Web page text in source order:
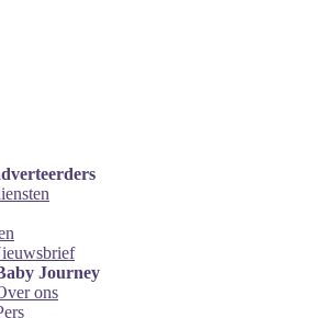
Journey
ons